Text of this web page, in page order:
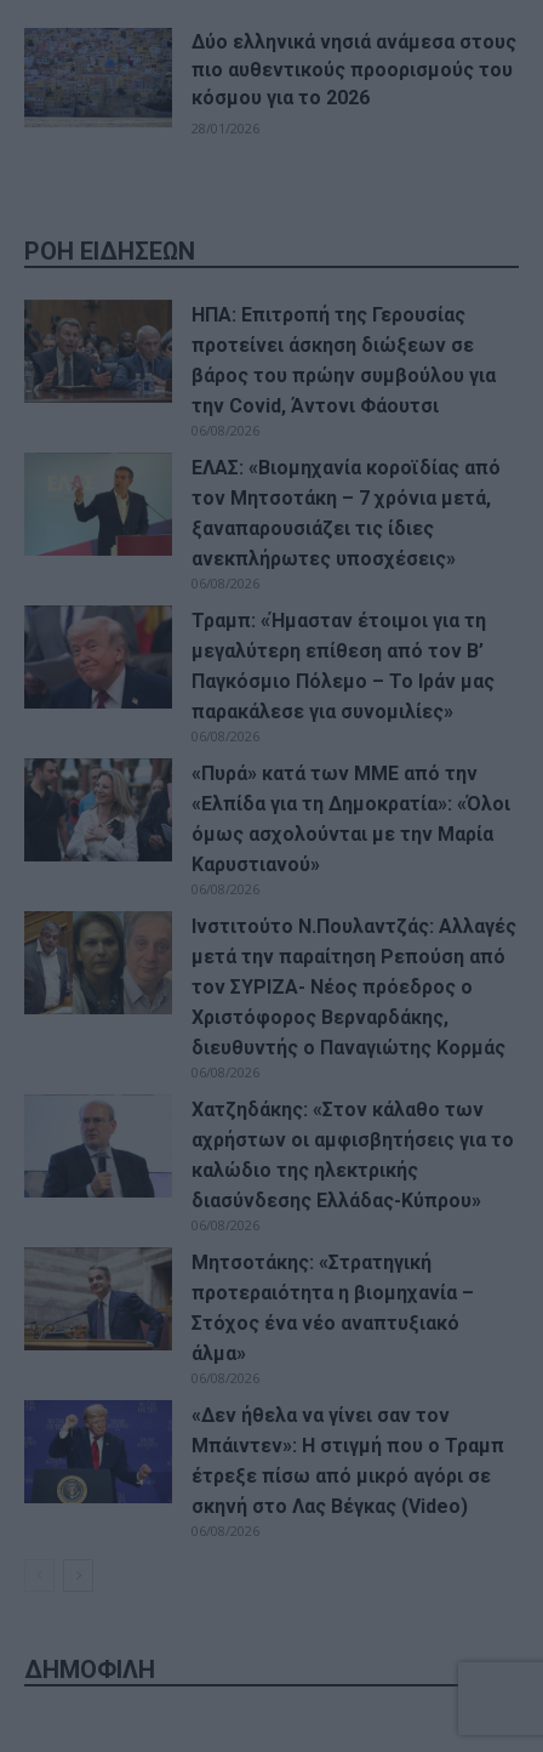
Δύο ελληνικά νησιά ανάμεσα στους
πιο αυθεντικούς προορισμούς του
κόσμου για το 2026
28/01/2026
ΡΟΗ ΕΙΔΗΣΕΩΝ
ΗΠΑ: Επιτροπή της Γερουσίας
προτείνει άσκηση διώξεων σε
βάρος του πρώην συμβούλου για
την Covid, Άντονι Φάουτσι
06/08/2026
ΕΛΑΣ: «Βιομηχανία κοροϊδίας από
τον Μητσοτάκη – 7 χρόνια μετά,
ξαναπαρουσιάζει τις ίδιες
ανεκπλήρωτες υποσχέσεις»
06/08/2026
Τραμπ: «Ήμασταν έτοιμοι για τη
μεγαλύτερη επίθεση από τον Β’
Παγκόσμιο Πόλεμο – Το Ιράν μας
παρακάλεσε για συνομιλίες»
06/08/2026
«Πυρά» κατά των ΜΜΕ από την
«Ελπίδα για τη Δημοκρατία»: «Όλοι
όμως ασχολούνται με την Μαρία
Καρυστιανού»
06/08/2026
Ινστιτούτο Ν.Πουλαντζάς: Αλλαγές
μετά την παραίτηση Ρεπούση από
τον ΣΥΡΙΖΑ- Νέος πρόεδρος ο
Χριστόφορος Βερναρδάκης,
διευθυντής ο Παναγιώτης Κορμάς
06/08/2026
Χατζηδάκης: «Στον κάλαθο των
αχρήστων οι αμφισβητήσεις για το
καλώδιο της ηλεκτρικής
διασύνδεσης Ελλάδας-Κύπρου»
06/08/2026
Μητσοτάκης: «Στρατηγική
προτεραιότητα η βιομηχανία –
Στόχος ένα νέο αναπτυξιακό
άλμα»
06/08/2026
«Δεν ήθελα να γίνει σαν τον
Μπάιντεν»: Η στιγμή που ο Τραμπ
έτρεξε πίσω από μικρό αγόρι σε
σκηνή στο Λας Βέγκας (Video)
06/08/2026
ΔΗΜΟΦΙΛΗ